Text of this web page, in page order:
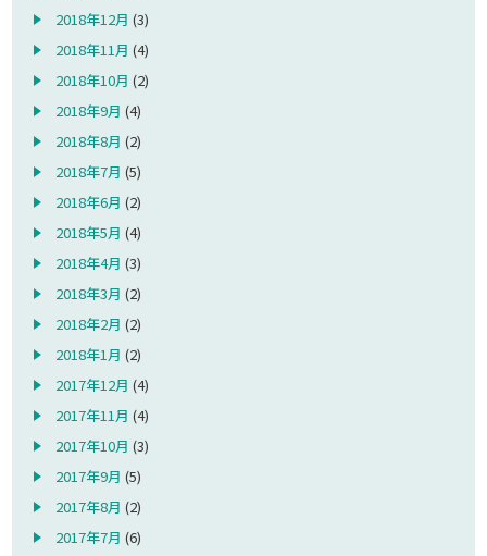
2018年12月 (3)
2018年11月 (4)
2018年10月 (2)
2018年9月 (4)
2018年8月 (2)
2018年7月 (5)
2018年6月 (2)
2018年5月 (4)
2018年4月 (3)
2018年3月 (2)
2018年2月 (2)
2018年1月 (2)
2017年12月 (4)
2017年11月 (4)
2017年10月 (3)
2017年9月 (5)
2017年8月 (2)
2017年7月 (6)